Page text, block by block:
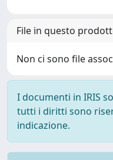
File in questo
Non ci sono file
I documenti in IRIS
tutti i diritti sono
indicazione.